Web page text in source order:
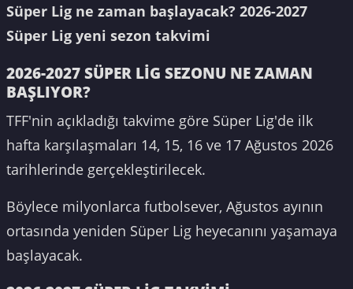
Süper Lig ne zaman başlayacak? 2026-2027
Süper Lig yeni sezon takvimi
2026-2027 SÜPER LİG SEZONU NE ZAMAN
BAŞLIYOR?
TFF'nin açıkladığı takvime göre Süper Lig'de ilk
hafta karşılaşmaları 14, 15, 16 ve 17 Ağustos 2026
tarihlerinde gerçekleştirilecek.
Böylece milyonlarca futbolsever, Ağustos ayının
ortasında yeniden Süper Lig heyecanını yaşamaya
başlayacak.